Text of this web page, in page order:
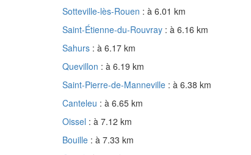
Sotteville-lès-Rouen : à 6.01 km
Saint-Étienne-du-Rouvray : à 6.16 km
Sahurs : à 6.17 km
Quevillon : à 6.19 km
Saint-Pierre-de-Manneville : à 6.38 km
Canteleu : à 6.65 km
Oissel : à 7.12 km
Bouille : à 7.33 km